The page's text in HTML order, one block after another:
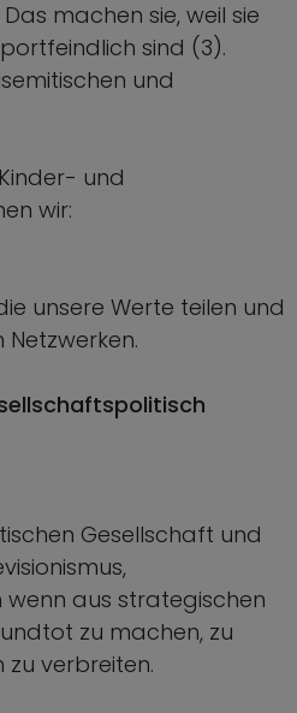
machen sie, weil sie
sind (3).
und
und
wir:
unsere Werte teilen und
Gesellschaft und
aus strategischen
zu machen, zu
verbreiten.